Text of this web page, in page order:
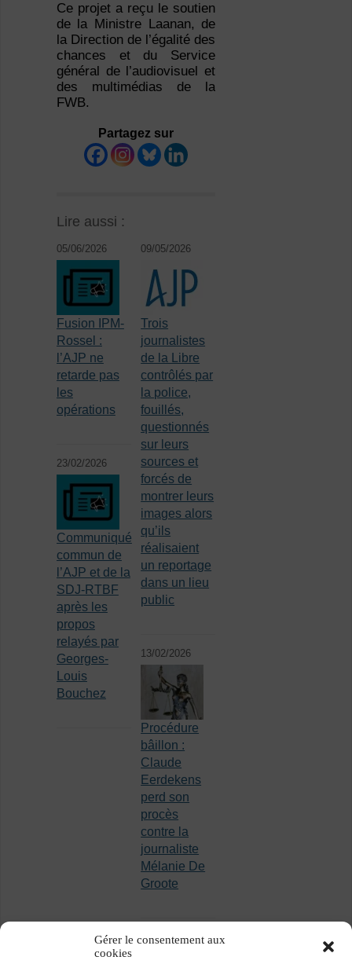
Gérer le consentement aux
cookies
Ce projet a reçu le soutien
de la Ministre Laanan, de
la Direction de l’égalité des
chances et du Service
général de l’audiovisuel et
des multimédias de la
FWB.
Partagez sur
Lire aussi :
05/06/2026
Fusion IPM-
Rossel :
l’AJP ne
retarde pas
les
opérations
09/05/2026
Trois
journalistes
de la Libre
contrôlés par
la police,
fouillés,
questionnés
sur leurs
sources et
forcés de
montrer leurs
images alors
qu’ils
réalisaient
un reportage
dans un lieu
public
23/02/2026
Communiqué
commun de
l’AJP et de la
SDJ-RTBF
après les
propos
relayés par
Georges-
Louis
Bouchez
13/02/2026
Procédure
bâillon :
Claude
Eerdekens
perd son
procès
contre la
journaliste
Mélanie De
Groote